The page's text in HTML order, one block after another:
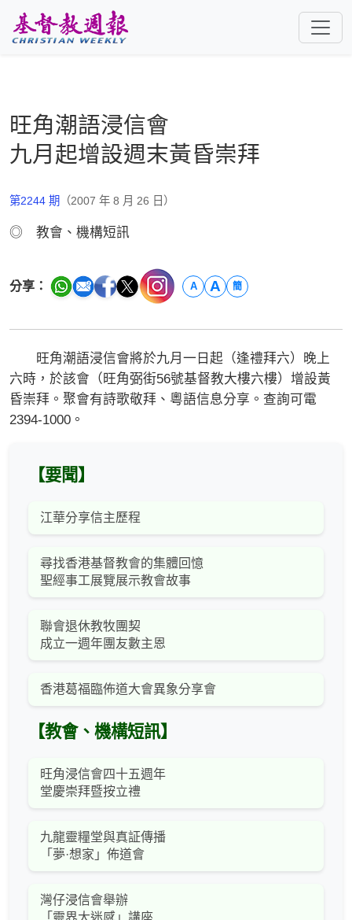
旺角潮語浸信會
九月起增設週末黃昏崇拜
第2244 期 （2007 年 8 月 26 日）
◎ 教會、機構短訊
分享： A A 簡
旺角潮語浸信會將於九月一日起（逢禮拜六）晚上
六時，於該會（旺角弼街56號基督教大樓六樓）增設黃
昏崇拜。聚會有詩歌敬拜、粵語信息分享。查詢可電
2394-1000。
【要聞】
江華分享信主歷程
尋找香港基督教會的集體回憶
聖經事工展覽展示教會故事
聯會退休教牧團契
成立一週年團友數主恩
香港葛福臨佈道大會異象分享會
【教會、機構短訊】
旺角浸信會四十五週年
堂慶崇拜暨按立禮
九龍靈糧堂與真証傳播
「夢·想家」佈道會
灣仔浸信會舉辦